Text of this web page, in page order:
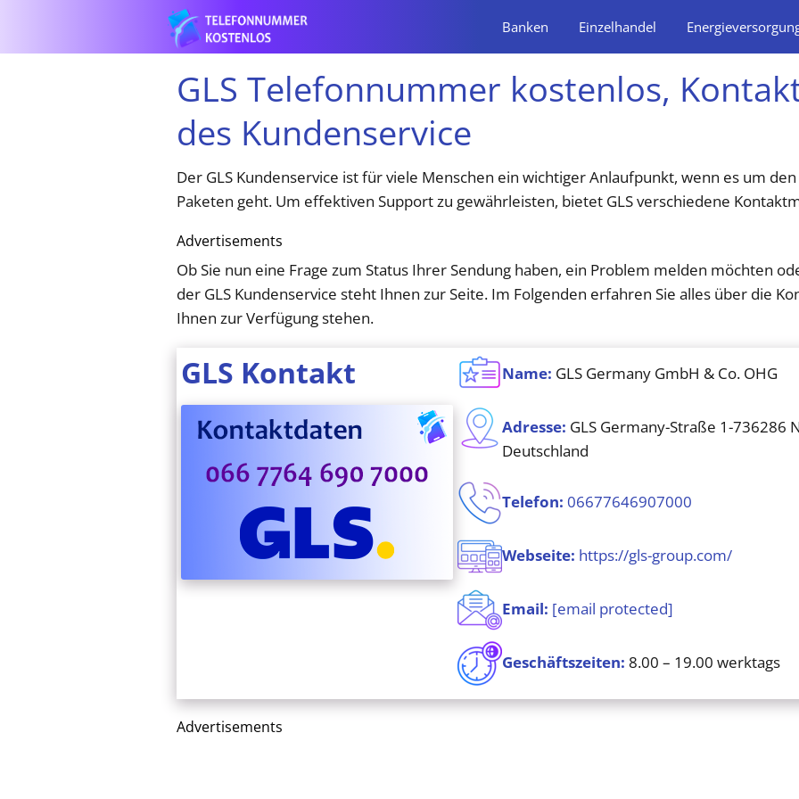
Banken Einzelhandel
GLS Telefonnummer kostenlos,
des Kundenservice
Der GLS Kundenservice ist für viele Menschen ein wichtiger Anlaufpunkt, wenn es um
Paketen geht. Um effektiven Support zu gewährleisten, bietet GLS verschiedene
Advertisements
Ob Sie nun eine Frage zum Status Ihrer Sendung haben, ein Problem melden möchten
der GLS Kundenservice steht Ihnen zur Seite. Im Folgenden erfahren Sie alles über die
Ihnen zur Verfügung stehen.
GLS Kontakt Name: GLS Germany GmbH & Co. OHG
Adresse: GLS Germany-Straße 1-736286
Deutschland
Telefon: 06677646907000
Webseite: https://gls-group.com/
Email: [email protected]
Geschäftszeiten: 8.00 – 19.00 werktags
Advertisements